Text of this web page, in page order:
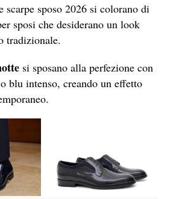
scarpe sposo 2026 si colorano di
sposi che desiderano un look
tradizionale.
si sposano alla perfezione con
blu intenso, creando un effetto